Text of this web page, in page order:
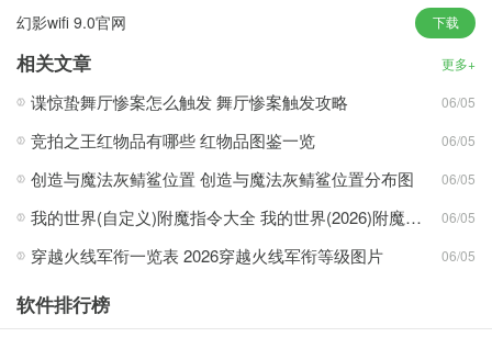
winrar特色：
1、为扩展名的分卷压缩包的解压，可执行文件、对象链接库、大型
文本文件等。
2、高度成熟的原创压缩算法，可以自行调整，让你的文件变的更加
3、拥有极高的修复成功率，快速打开信息默认参数也更加优化，可
帮助您组织压缩档案。
winrar亮点：
幻影wifi 9.0官网 下载
相关文章 更多+
谍惊蛰舞厅惨案怎么触发 舞厅惨案触发攻略 06/05
竞拍之王红物品有哪些 红物品图鉴一览 06/05
创造与魔法灰鲭鲨位置 创造与魔法灰鲭鲨位置分布图 06/05
我的世界(自定义)附魔指令大全 我的世界(2026)附魔指令代码大全 06/05
穿越火线军衔一览表 2026穿越火线军衔等级图片 06/05
软件排行榜